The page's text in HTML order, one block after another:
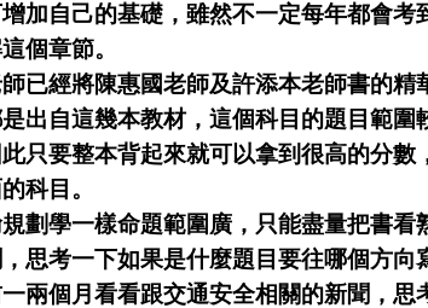
加自己的基礎，雖然不一定每年都會考
個章節。
已經將陳惠國老師及許添本老師書的精
出自這幾本教材，這個科目的題目範圍
只要整本背起來就可以拿到很高的分數
科目。
劃學一樣命題範圍廣，只能盡量把書看
思考一下如果是什麼題目要往哪個方向
兩個月看看跟交通安全相關的新聞，思